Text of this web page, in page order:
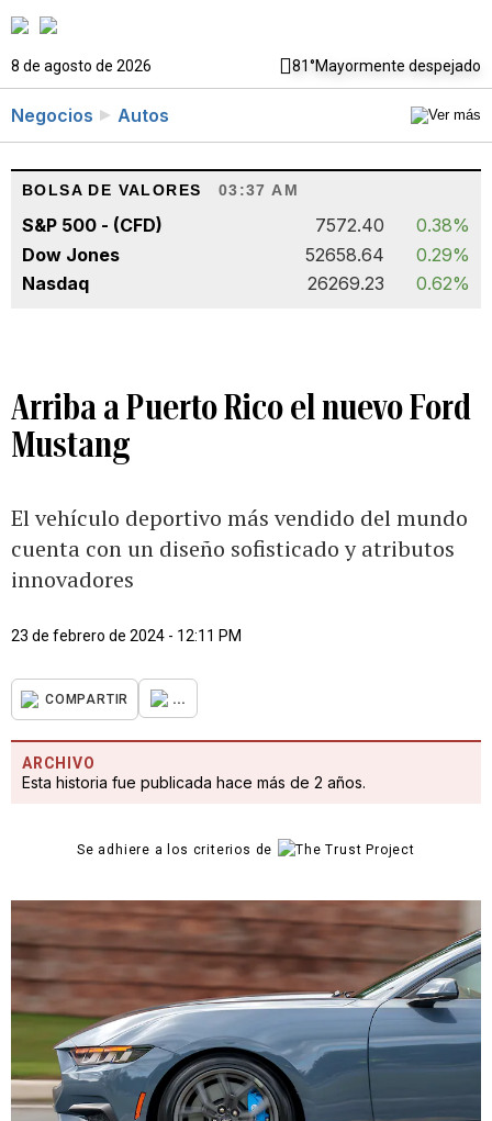
8 de agosto de 2026 81°Mayormente despejado
Negocios Autos
BOLSA DE VALORES 03:37 AM
S&P 500 - (CFD) 7572.40
0.38%
Dow Jones
52658.64
0.29%
Nasdaq
26269.23 0.62%
Arriba a Puerto Rico el nuevo Ford
Mustang
El vehículo deportivo más vendido del mundo
cuenta con un diseño sofisticado y atributos
innovadores
23 de febrero de 2024 - 12:11 PM
COMPARTIR ...
ARCHIVO
Esta historia fue publicada hace más de 2 años.
Se adhiere a los criterios de